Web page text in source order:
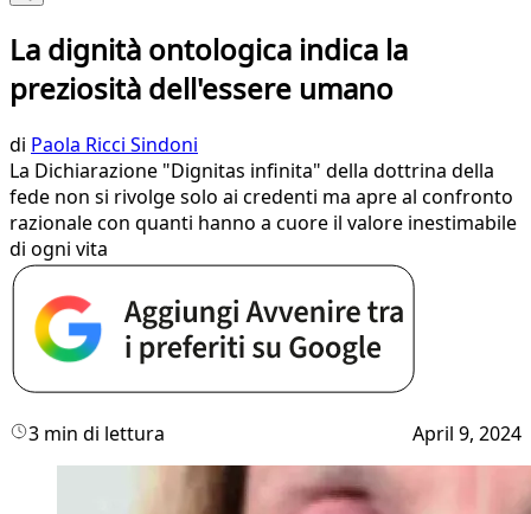
La dignità ontologica indica la
preziosità dell'essere umano
di Paola Ricci Sindoni
La Dichiarazione "Dignitas infinita" della dottrina della
fede non si rivolge solo ai credenti ma apre al confronto
razionale con quanti hanno a cuore il valore inestimabile
di ogni vita
3 min di lettura April 9, 2024